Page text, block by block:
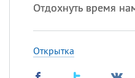
Отдохнуть время
Открытка